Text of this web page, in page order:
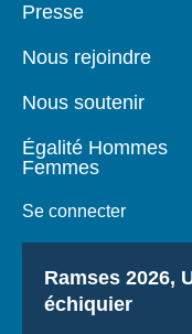
Pied
Presse
Nous rejoindre
Nous soutenir
Égalité Hommes
Femmes
Se connecter
Titre
Ramses 2026,
échiquier